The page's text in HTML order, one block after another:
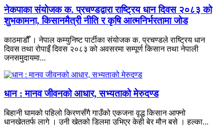
नेकपाका संयोजक क. प्रचण्डद्वारा राष्ट्रिय धान दिवस २०८३ को
शुभकामना, किसानमैत्री नीति र कृषि आत्मनिर्भरतामा जोड
काठमाडौँ । नेपाल कम्युनिष्ट पार्टीका संयोजक क. प्रचण्डले राष्ट्रिय धान
दिवस तथा रोपाइँ दिवस २०८३ को अवसरमा सम्पूर्ण किसान तथा नेपाली
जनसमुदायमा...
धान : मानव जीवनको आधार, सभ्यताको मेरुदण्ड
बिहानी घामको पहिलो किरणसँगै गाउँको एकजना वृद्ध किसान आफ्नो
धानखेततर्फ लागे । उनी खेतको डिलमा उभिएर केही बेर मौन बसे । हल्का...